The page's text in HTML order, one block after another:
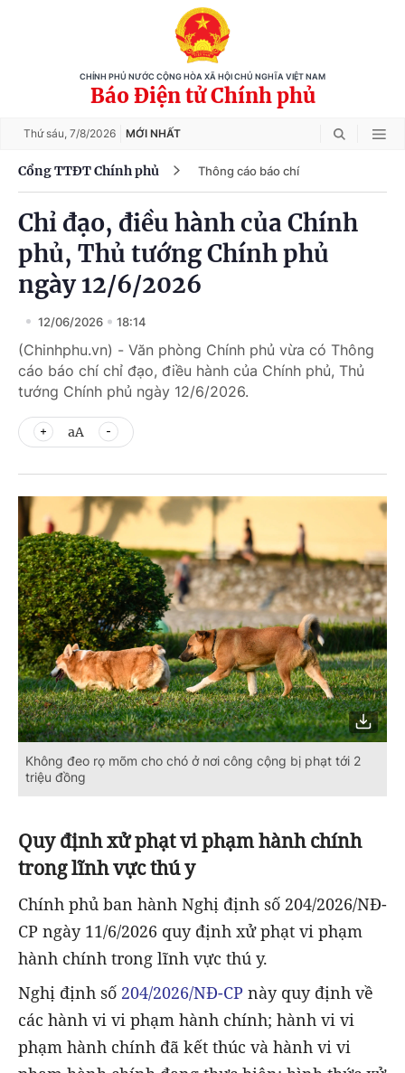
CHÍNH PHỦ NƯỚC CỘNG HÒA XÃ HỘI CHỦ NGHĨA VIỆT NAM
Báo Điện tử Chính phủ
Thứ sáu, 7/8/2026 MỚI NHẤT
Cổng TTĐT Chính phủ Thông cáo báo chí
Chỉ đạo, điều hành của Chính
phủ, Thủ tướng Chính phủ
ngày 12/6/2026
12/06/2026 18:14
(Chinhphu.vn) - Văn phòng Chính phủ vừa có Thông
cáo báo chí chỉ đạo, điều hành của Chính phủ, Thủ
tướng Chính phủ ngày 12/6/2026.
aA
Không đeo rọ mõm cho chó ở nơi công cộng bị phạt tới 2
triệu đồng
Quy định xử phạt vi phạm hành chính
trong lĩnh vực thú y
Chính phủ ban hành Nghị định số 204/2026/NĐ-
CP ngày 11/6/2026 quy định xử phạt vi phạm
hành chính trong lĩnh vực thú y.
Nghị định số 204/2026/NĐ-CP này quy định về
các hành vi vi phạm hành chính; hành vi vi
phạm hành chính đã kết thúc và hành vi vi